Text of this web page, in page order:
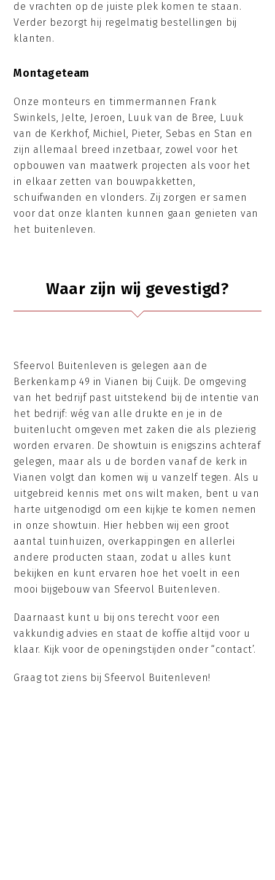
de vrachten op de juiste plek komen te staan.
Verder bezorgt hij regelmatig bestellingen bij
klanten.
Montageteam
Onze monteurs en timmermannen Frank
Swinkels, Jelte, Jeroen, Luuk van de Bree, Luuk
van de Kerkhof, Michiel, Pieter, Sebas en Stan en
zijn allemaal breed inzetbaar, zowel voor het
opbouwen van maatwerk projecten als voor het
in elkaar zetten van bouwpakketten,
schuifwanden en vlonders. Zij zorgen er samen
voor dat onze klanten kunnen gaan genieten van
het buitenleven.
Waar zijn wij gevestigd?
Sfeervol Buitenleven is gelegen aan de
Berkenkamp 49 in Vianen bij Cuijk. De omgeving
van het bedrijf past uitstekend bij de intentie van
het bedrijf: wég van alle drukte en je in de
buitenlucht omgeven met zaken die als plezierig
worden ervaren. De showtuin is enigszins achteraf
gelegen, maar als u de borden vanaf de kerk in
Vianen volgt dan komen wij u vanzelf tegen. Als u
uitgebreid kennis met ons wilt maken, bent u van
harte uitgenodigd om een kijkje te komen nemen
in onze showtuin. Hier hebben wij een groot
aantal tuinhuizen, overkappingen en allerlei
andere producten staan, zodat u alles kunt
bekijken en kunt ervaren hoe het voelt in een
mooi bijgebouw van Sfeervol Buitenleven.
Daarnaast kunt u bij ons terecht voor een
vakkundig advies en staat de koffie altijd voor u
klaar. Kijk voor de openingstijden onder “contact’.
Graag tot ziens bij Sfeervol Buitenleven!